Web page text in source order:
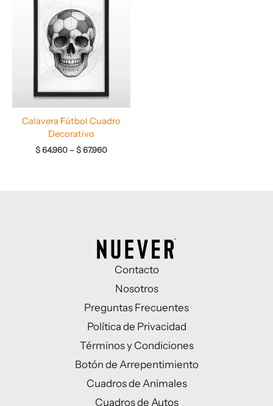
Calavera Fútbol Cuadro
Decorativo
$64.960 –$67.960
Contacto
Nosotros
Preguntas Frecuentes
Política de Privacidad
Términos y Condiciones
Botón de Arrepentimiento
Cuadros de Animales
Cuadros de Autos